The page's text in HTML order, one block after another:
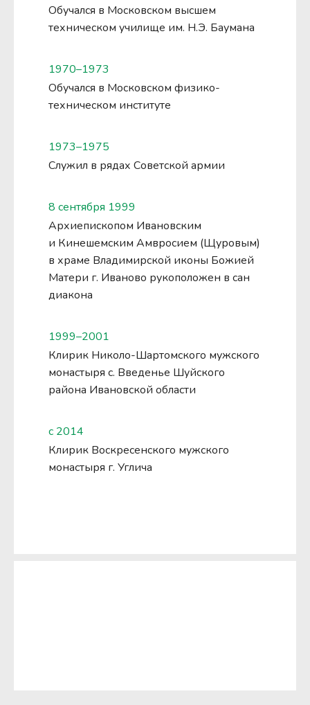
Обучался в Московском высшем
техническом училище им. Н.Э. Баумана
1970–1973
Обучался в Московском физико-
техническом институте
1973–1975
Служил в рядах Советской армии
8 сентября 1999
Архиепископом Ивановским
и Кинешемским Амвросием (Щуровым)
в храме Владимирской иконы Божией
Матери г. Иваново рукоположен в сан
диакона
1999–2001
Клирик Николо-Шартомского мужского
монастыря с. Введенье Шуйского
района Ивановской области
с 2014
Клирик Воскресенского мужского
монастыря г. Углича